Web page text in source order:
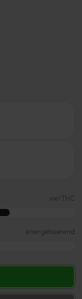
viel THC
energetisierend